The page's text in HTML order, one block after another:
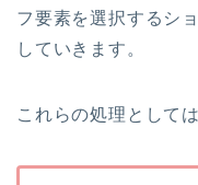
フ要素を選択するシ
していきます。
これらの処理としては